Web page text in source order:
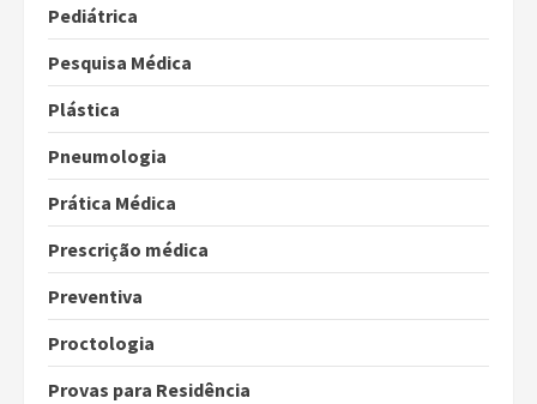
Pediátrica
Pesquisa Médica
Plástica
Pneumologia
Prática Médica
Prescrição médica
Preventiva
Proctologia
Provas para Residência